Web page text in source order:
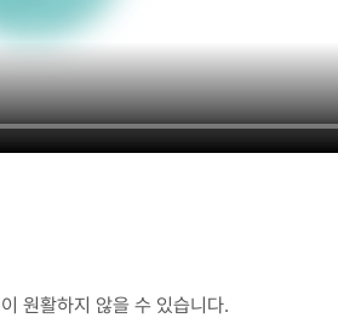
원활하지 않을 수 있습니다.